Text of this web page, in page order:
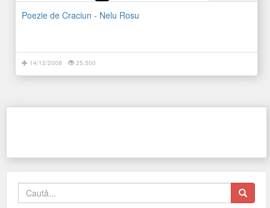
Poezie de Craciun - Nelu Rosu
14/12/2008 25.500